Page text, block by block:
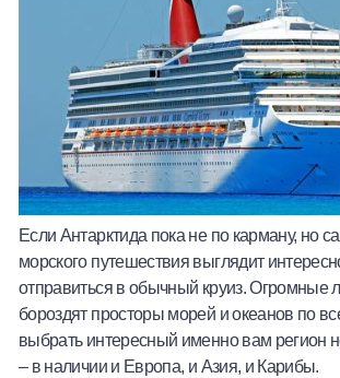
Если Антарктида пока не по карману, но
морского путешествия выглядит
отправиться в обычный круиз. Огромные
бороздят просторы морей и океанов по
выбрать интересный именно вам регион
– в наличии и Европа, и Азия, и Карибы.